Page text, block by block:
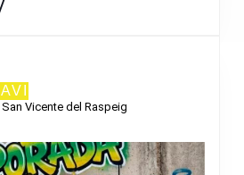
San Vicente del Raspeig